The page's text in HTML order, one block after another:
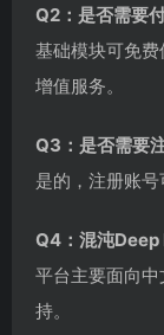
Q2：是否需要
基础模块可免
增值服务。
Q3：是否需要
是的，注册账号
Q4：混沌Deep
平台主要面向
持。